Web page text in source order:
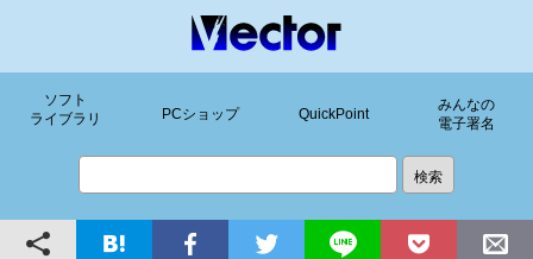
ソフト
ライブラリ
PCショップ QuickPoint
みんなの
電子署名